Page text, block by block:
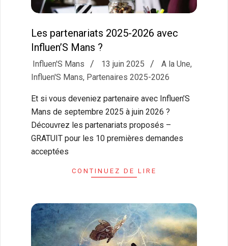
Les partenariats 2025-2026 avec
Influen’S Mans ?
2025-
06-
Influen'S Mans 13 juin 2025 A la Une,
Influen'S Mans, Partenaires 2025-2026
Et si vous deveniez partenaire avec Influen’S
Mans de septembre 2025 à juin 2026 ?
Découvrez les partenariats proposés –
GRATUIT pour les 10 premières demandes
acceptées
CONTINUEZ DE LIRE